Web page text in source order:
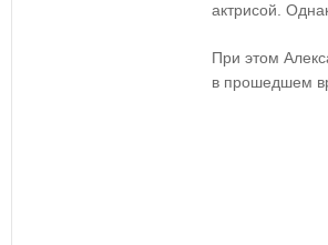
актрисой.
При этом
в прошедшем